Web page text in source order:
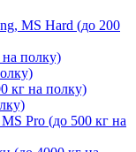
MS Hard (до 200
полку)
кг на полку)
Pro (до 500 кг на